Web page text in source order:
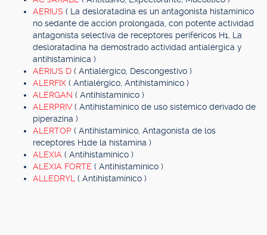
AERIUS ( La desloratadina es un antagonista histamínico
no sedante de acción prolongada, con potente actividad
antagonista selectiva de receptores periféricos H1, La
desloratadina ha demostrado actividad antialérgica y
antihistamínica )
AERIUS D ( Antialérgico, Descongestivo )
ALERFIX ( Antialérgico, Antihistamínico )
ALERGAN ( Antihistamínico )
ALERPRIV( Antihistamínico de uso sistémico derivado de
piperazina )
ALERTOP ( Antihistamínico, Antagonista de los
receptores H1de la histamina )
ALEXIA ( Antihistamínico )
ALEXIA FORTE ( Antihistamínico )
ALLEDRYL ( Antihistamínico )